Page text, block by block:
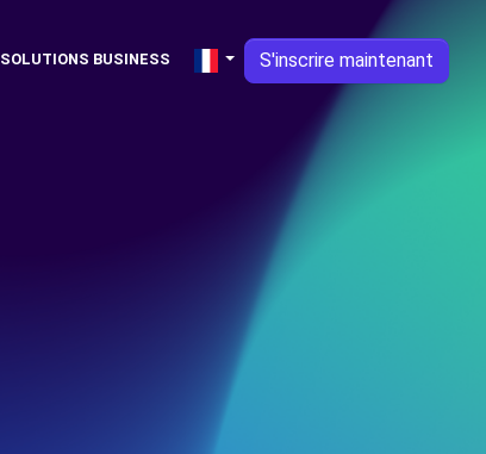
SOLUTIONS BUSINESS S'inscrire maintenant